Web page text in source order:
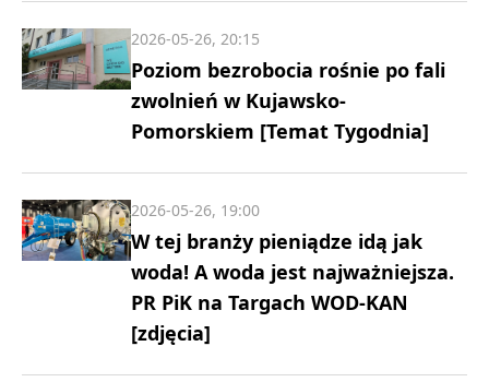
Poziom bezrobocia rośnie po fali
zwolnień w Kujawsko-
Pomorskiem [Temat Tygodnia]
2026-05-26, 20:15
W tej branży pieniądze idą jak
woda! A woda jest najważniejsza.
PR PiK na Targach WOD-KAN
[zdjęcia]
2026-05-26, 19:00